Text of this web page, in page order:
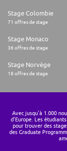
Stage Colombie
71 offres de stage
Stage Monaco
36 offres de stage
Stage Norvège
18 offres de stage
Avec jusqu'à 1.000
d'Europe. Les
pour trouver des
des Graduate